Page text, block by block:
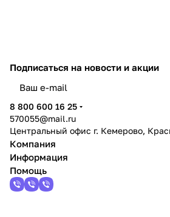
Подписаться на новости и акции
8 800 600 16 25
570055@mail.ru
Центральный офис г. Кемерово,
Компания
Информация
Помощь